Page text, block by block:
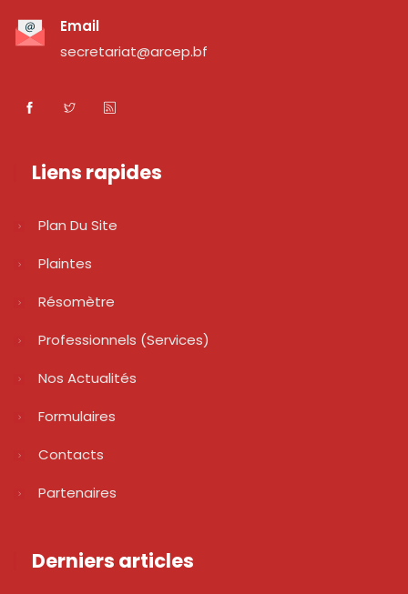
Email
secretariat@arcep.bf
Liens rapides
Plan Du Site
Plaintes
Résomètre
Professionnels (services)
Nos Actualités
Formulaires
Contacts
Partenaires
Derniers articles